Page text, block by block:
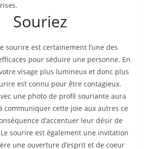
Souriez
sourire est certainement l’une des
pour séduire une personne. En
visage plus lumineux et donc plus
est connu pour être contagieux.
une photo de profil souriante aura
communiquer cette joie aux autres ce
d’accentuer leur désir de
sourire est également une invitation
une ouverture d’esprit et de coeur